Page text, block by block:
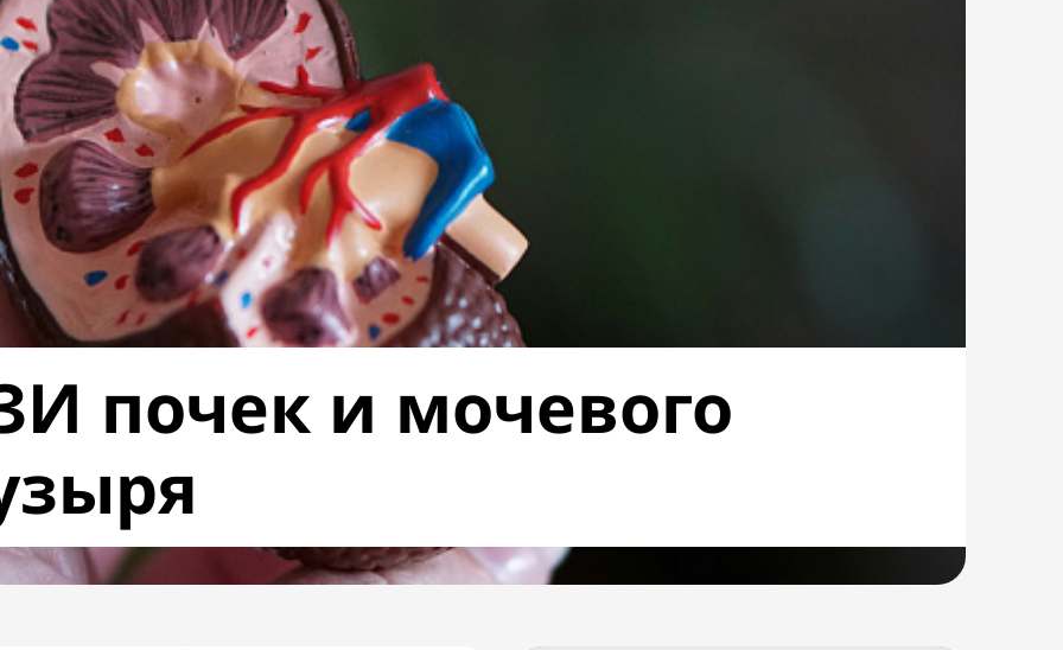
почек и мочевого